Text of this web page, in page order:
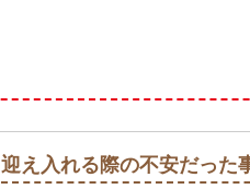
迎え入れる際の不安だった